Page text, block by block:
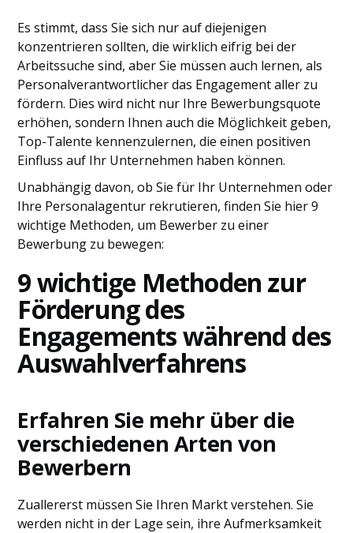
Es stimmt, dass Sie sich nur auf diejenigen
konzentrieren sollten, die wirklich eifrig bei der
Arbeitssuche sind, aber Sie müssen auch lernen, als
Personalverantwortlicher das Engagement aller zu
fördern. Dies wird nicht nur Ihre Bewerbungsquote
erhöhen, sondern Ihnen auch die Möglichkeit geben,
Top-Talente kennenzulernen, die einen positiven
Einfluss auf Ihr Unternehmen haben können.
Unabhängig davon, ob Sie für Ihr Unternehmen oder
Ihre Personalagentur rekrutieren, finden Sie hier 9
wichtige Methoden, um Bewerber zu einer
Bewerbung zu bewegen:
9 wichtige Methoden zur
Förderung des
Engagements während des
Auswahlverfahrens
Erfahren Sie mehr über die
verschiedenen Arten von
Bewerbern
Zuallererst müssen Sie Ihren Markt verstehen. Sie
werden nicht in der Lage sein, ihre Aufmerksamkeit